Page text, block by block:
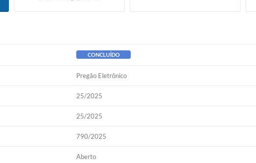
CONCLUÍDO
Pregão Eletrônico
25/2025
25/2025
790/2025
Aberto